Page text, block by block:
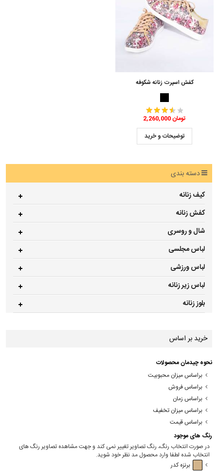
کفش اسپرت زنانه شکوفه
2,260,000 تومان
توضیحات و خرید
دسته بندی
کیف زنانه
کفش زنانه
شال و روسری
لباس مجلسی
لباس ورزشی
لباس زیر زنانه
بلوز زنانه
خرید بر اساس
نحوه چیدمان محصولات
براساس میزان محبوبیت
براساس فروش
براساس زمان
براساس میزان تخفیف
براساس قیمت
رنگ های موجود
در صورت انتخاب رنگ، رنگ تصاویر تغییر نمی کند و جهت مشاهده تصاویر رنگ های
انتخاب شده لطفا وارد محصول مد نظر خود شوید.
برنزه کدر